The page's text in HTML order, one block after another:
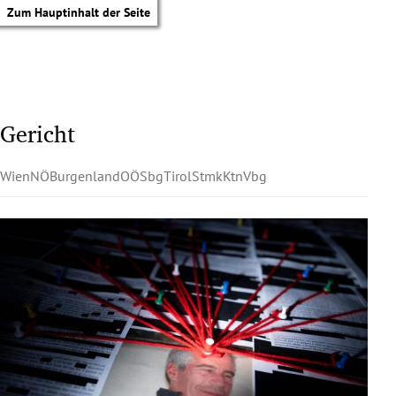
Zum Hauptinhalt der Seite
Untermenü
Gericht
WienNÖBurgenlandOÖSbgTirolStmkKtnVbg